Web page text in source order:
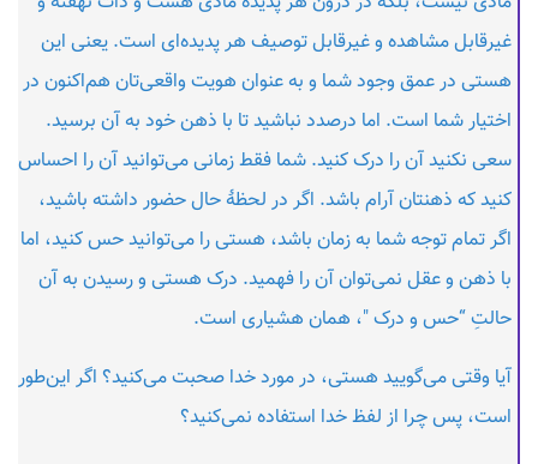
غیرقابل مشاهده و غیرقابل توصیف هر پدیده‌ای است. یعنی این
هستی در عمق وجود شما و به عنوان هویت واقعی‌تان هم‌اکنون در
اختیار شما است. اما درصدد نباشید تا با ذهن خود به آن برسید.
سعی نکنید آن را درک کنید. شما فقط زمانی می‌توانید آن را احساس
کنید که ذهنتان آرام باشد. اگر در لحظهٔ حال حضور داشته باشید،
اگر تمام توجه شما به زمان باشد، هستی را می‌توانید حس کنید، اما
با ذهن و عقل نمی‌توان آن را فهمید. درک هستی و رسیدن به آن
حالتِ “حس و درک "، همان هشیاری است.
آیا وقتی می‌گویید هستی، در مورد خدا صحبت می‌کنید؟ اگر این‌طور
است، پس چرا از لفظ خدا استفاده نمی‌کنید؟